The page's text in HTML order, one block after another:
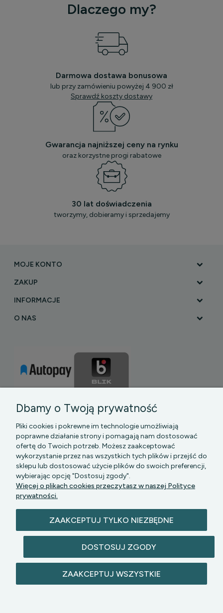
Dlaczego my?
Darmowa dostawa bonusowa
lub przy zamówieniu powyżej 4 900 zł
Sprawdź koszty dostawy
Gwarancja najniższej ceny na rynku
oraz korzystne progi rabatowe
30 lat doświadczenia
tworzymy, dobieramy i sprzedajemy
MOJE KONTO
ZAKUP
INFORMACJE
O NAS
PGK MAZOWSZE SP Z O.O.|| Bartycka 24-210B,
00-716 WARSZAWA, woj. mazowieckie || NIP:
zastrzeżone.
Dbamy o Twoją prywatność
Pliki cookies i pokrewne im technologie umożliwiają
poprawne działanie strony i pomagają nam dostosować
ofertę do Twoich potrzeb. Możesz zaakceptować
wykorzystanie przez nas wszystkich tych plików i przejść do
sklepu lub dostosować użycie plików do swoich preferencji,
wybierając opcję "Dostosuj zgody".
Więcej o plikach cookies przeczytasz w naszej Polityce
prywatności.
ZAAKCEPTUJ TYLKO NIEZBĘDNE
DOSTOSUJ ZGODY
ZAAKCEPTUJ WSZYSTKIE